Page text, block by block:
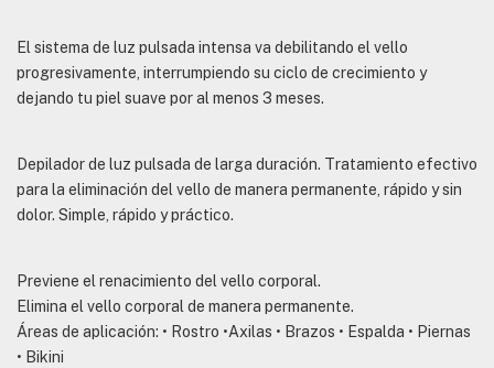
El sistema de luz pulsada intensa va debilitando el vello
progresivamente, interrumpiendo su ciclo de crecimiento y
dejando tu piel suave por al menos 3 meses.
Depilador de luz pulsada de larga duración. Tratamiento efectivo
para la eliminación del vello de manera permanente, rápido y sin
dolor. Simple, rápido y práctico.
Previene el renacimiento del vello corporal.
Elimina el vello corporal de manera permanente.
Áreas de aplicación: • Rostro •Axilas • Brazos • Espalda • Piernas
• Bikini